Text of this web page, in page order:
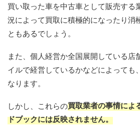
買い取った車を中古車として販売する
況によって買取に積極的になったり消
ともあるでしょう。
また、個人経営か全国展開している店
イルで経営しているかなどによっても
なります。
しかし、これらの買取業者の事情によ
ドブックには反映されません。